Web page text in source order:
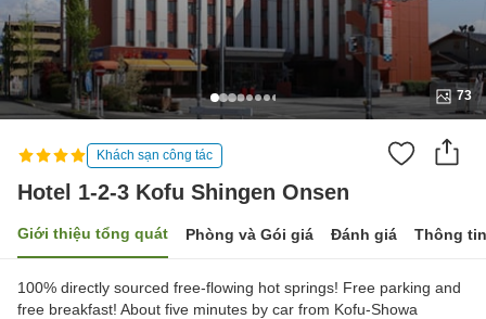
73
Khách sạn công tác
Hotel 1-2-3 Kofu Shingen Onsen
Giới thiệu tổng quát Phòng và Gói giá Đánh giá Thông
100% directly sourced free-flowing hot springs! Free parking and
free breakfast! About five minutes by car from Kofu-Showa